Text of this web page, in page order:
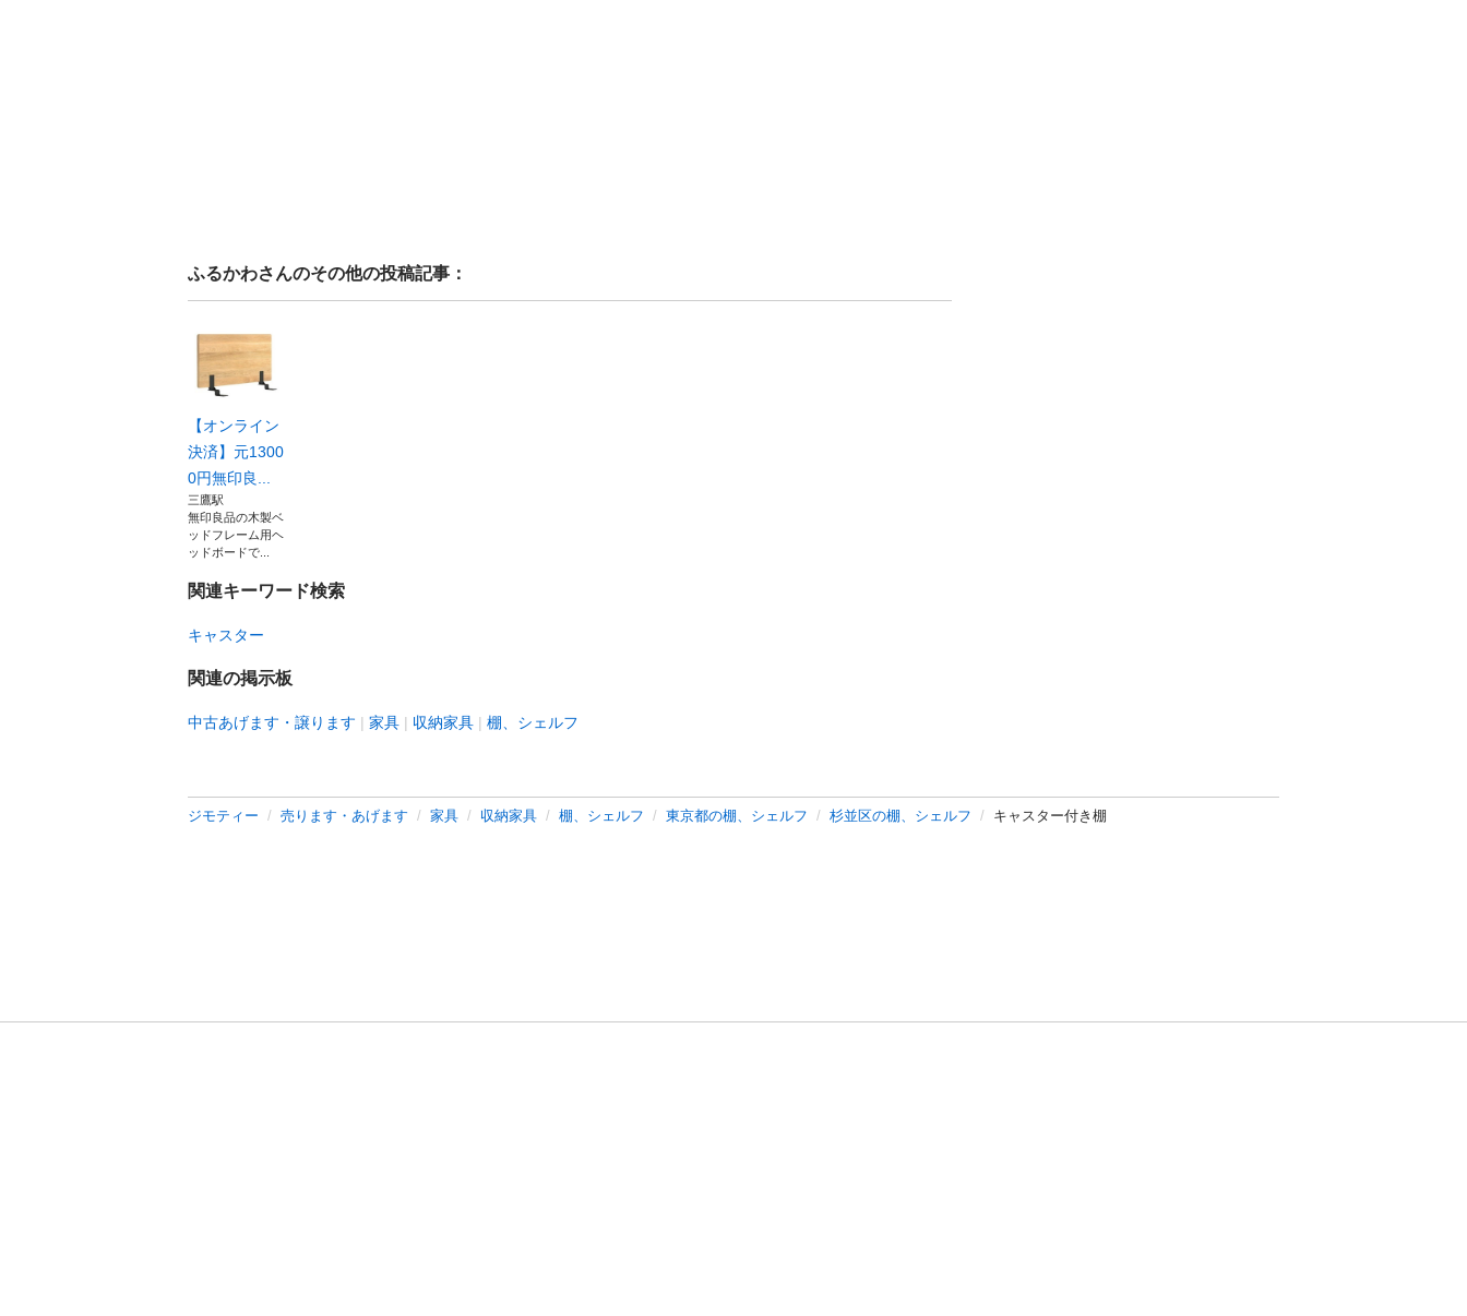
ふるかわさんのその他の投稿記事：
【オンライン
決済】元1300
0円無印良...
三鷹駅
無印良品の木製ベ
ッドフレーム用ヘ
ッドボードで...
関連キーワード検索
キャスター
関連の掲示板
中古あげます・譲ります 家具 収納家具 棚、シェルフ
ジモティー 売ります・あげます 家具 収納家具 棚、シェルフ 東京都の棚、シェルフ 杉並区の棚、シェルフ キャスター付き棚